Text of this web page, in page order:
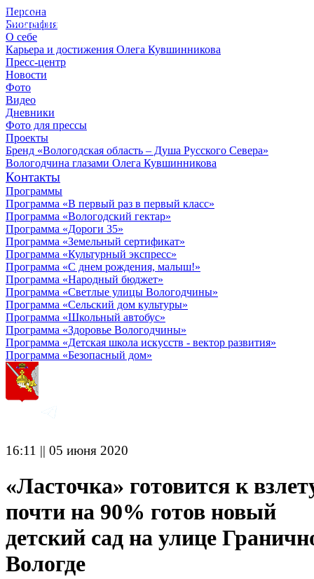
Персона
Биография
О себе
Карьера и достижения Олега Кувшинникова
Пресс-центр
Новости
Фото
Видео
Дневники
Фото для прессы
Проекты
Бренд «Вологодская область – Душа Русского Севера»
Вологодчина глазами Олега Кувшинникова
Контакты
Программы
Программа «В первый раз в первый класс»
Программа «Вологодский гектар»
Программа «Дороги 35»
Программа «Земельный сертификат»
Программа «Культурный экспресс»
Программа «С днем рождения, малыш!»
Программа «Народный бюджет»
Программа «Светлые улицы Вологодчины»
Программа «Сельский дом культуры»
Программа «Школьный автобус»
Программа «Здоровье Вологодчины»
Программа «Детская школа искусств - вектор развития»
Программа «Безопасный дом»
16:11 || 05 июня 2020
«Ласточка» готовится к
почти на 90% готов новый
детский сад на улице
Вологде
© 2012 - 2023,
КУВШИННИКОВ О.А.